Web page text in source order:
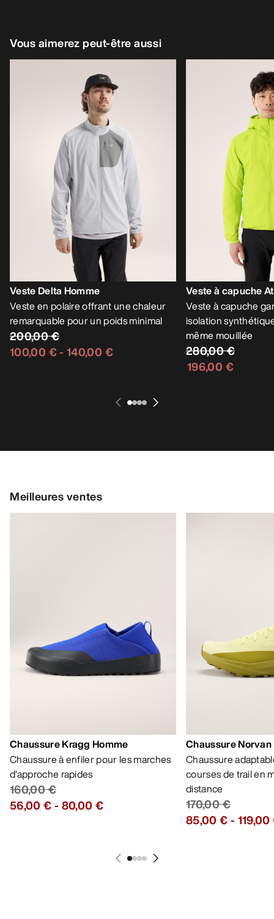
Vous aimerez peut-être aussi
Veste Delta Homme
Veste en polaire offrant une chaleur
remarquable pour un poids minimal
200,00 €
100,00 €- 140,00 €
Veste à capuche
Veste à capuche
isolation
même mouillée
280,00 €
196,00 €
Meilleures ventes
Chaussure Kragg Homme
Chaussure à enfiler pour les marches
d’approche rapides
160,00 €
56,00 €- 80,00 €
Chaussure
Chaussure
courses de trail en
distance
170,00 €
85,00 €-